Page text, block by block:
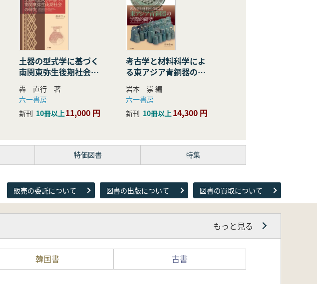
土器の型式学に基づく
南関東弥生後期社会の
研究
轟 直行 著
六一書房
新刊 10冊以上11,000 円
考古学と材料科学によ
る東アジア青銅器の学
際的研究
岩本 崇 編
六一書房
新刊 10冊以上14,300 円
特価図書 特集
販売の委託について 図書の出版について 図書の買取について
もっと見る
韓国書 古書